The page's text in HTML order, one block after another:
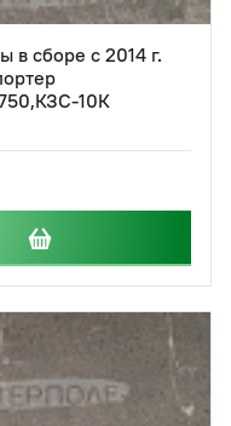
в сборе с 2014 г.
10К